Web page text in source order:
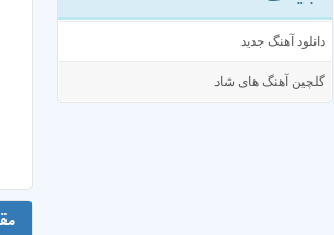
دانلود آهنگ جدید
گلچین آهنگ های شاد